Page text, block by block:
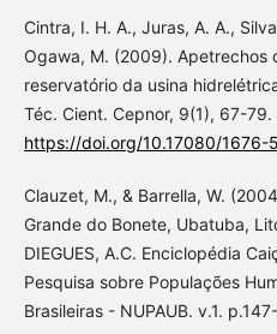
Cintra, I. H. A., Juras, A. A.,
Ogawa, M. (2009). Apetrechos
reservatório da usina
Téc. Cient. Cepnor, 9(1), 67-79.
https://doi.org/10.17080/
Clauzet, M., & Barrella, W.
Grande do Bonete, Ubatuba,
DIEGUES, A.C. Enciclopédia
Pesquisa sobre Populações
Brasileiras - NUPAUB. v.1.